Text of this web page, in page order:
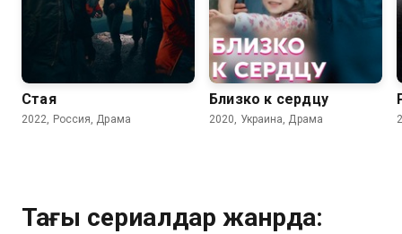
Стая
2022, Россия, Драма
7.1
Близко к сердцу
2020, Украина, Драма
Тағы сериалдар жанрда: